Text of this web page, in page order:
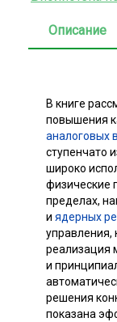
Описание
В книге
повышения
аналоговых
ступенчато
широко
физические
пределах,
и ядерных
управления,
реализация
и
решения
показана